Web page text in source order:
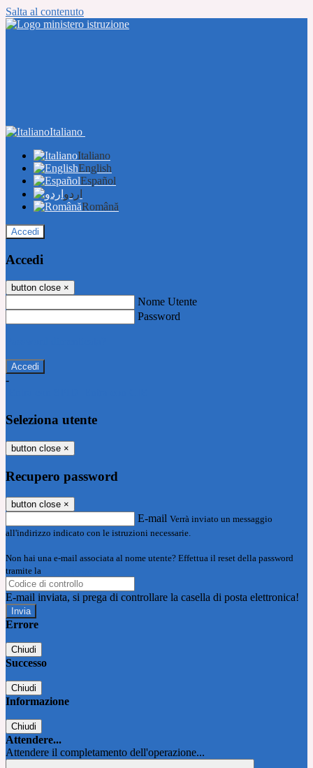
Salta al contenuto
Italiano
Italiano
English
Español
اردو
Română
Accedi
Accedi
button close ×
Nome Utente
Password
-
Seleziona utente
button close ×
Recupero password
button close ×
E-mail Verrà inviato un messaggio
all'indirizzo indicato con le istruzioni necessarie.
Non hai una e-mail associata al nome utente? Effettua il reset della password
tramite la
E-mail inviata, si prega di controllare la casella di posta elettronica!
Errore
Chiudi
Successo
Chiudi
Informazione
Chiudi
Attendere...
Attendere il completamento dell'operazione...